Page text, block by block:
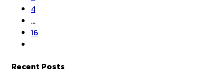
4
...
16
Recent Posts